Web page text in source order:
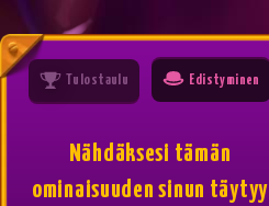
Tulostaulu Edistyminen
Nähdäksesi tämän
ominaisuuden sinun täytyy